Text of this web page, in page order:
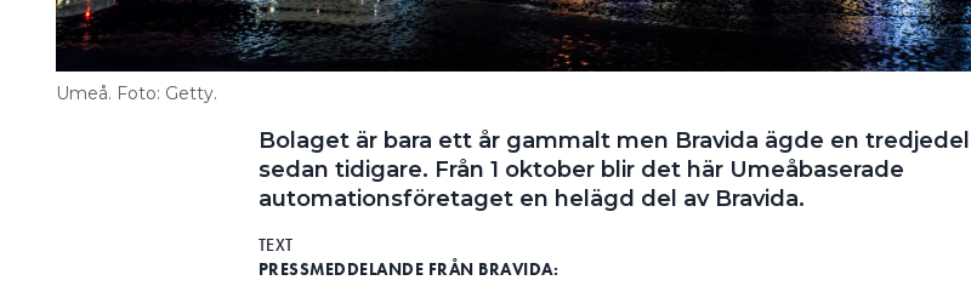
Umeå. Foto: Getty.
Bolaget är bara ett år gammalt men Bravida ägde en tredjedel
sedan tidigare. Från 1 oktober blir det här Umeåbaserade
automationsföretaget en helägd del av Bravida.
TEXT
PRESSMEDDELANDE FRÅN BRAVIDA: